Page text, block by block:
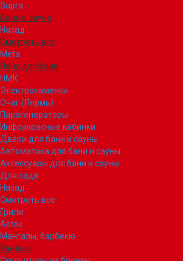
Supra
Баня и сауна
Назад
Смотреть все
Meta
Печи для бани
НМК
Электрокаменки
Очаг (Пермь)
Парогенераторы
Инфракрасные кабинки
Двери для бани и сауны
Автоматика для бани и сауны
Аксессуары для бани и сауны
Для сада
Назад
Смотреть все
Грили
Astov
Мангалы, барбекю
Тандыр